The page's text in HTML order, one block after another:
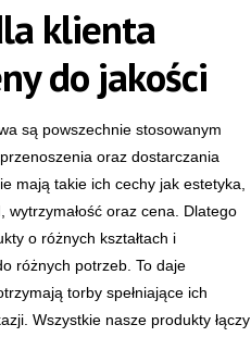
klienta
do jakości
są powszechnie stosowanym
oraz dostarczania
mają takie ich cechy jak estetyka,
wytrzymałość oraz cena. Dlatego
o różnych kształtach i
różnych potrzeb. To daje
torby spełniające ich
Wszystkie nasze produkty łączy